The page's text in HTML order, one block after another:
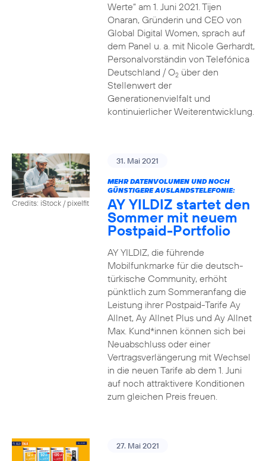
Werte“ am 1. Juni 2021. Tijen
Onaran, Gründerin und CEO von
Global Digital Women, sprach auf
dem Panel u. a. mit Nicole Gerhardt,
Personalvorständin von Telefónica
Deutschland / O2über den
Stellenwert der
Generationenvielfalt und
kontinuierlicher Weiterentwicklung.
Credits: iStock / pixelfit
31. Mai 2021
MEHR DATENVOLUMEN UND NOCH
GÜNSTIGERE AUSLANDSTELEFONIE:
AY YILDIZ startet den
Sommer mit neuem
Postpaid-Portfolio
AY YILDIZ, die führende
Mobilfunkmarke für die deutsch-
türkische Community, erhöht
pünktlich zum Sommeranfang die
Leistung ihrer Postpaid-Tarife Ay
Allnet, Ay Allnet Plus und Ay Allnet
Max. Kund*innen können sich bei
Neuabschluss oder einer
Vertragsverlängerung mit Wechsel
in die neuen Tarife ab dem 1. Juni
auf noch attraktivere Konditionen
zum gleichen Preis freuen.
27. Mai 2021